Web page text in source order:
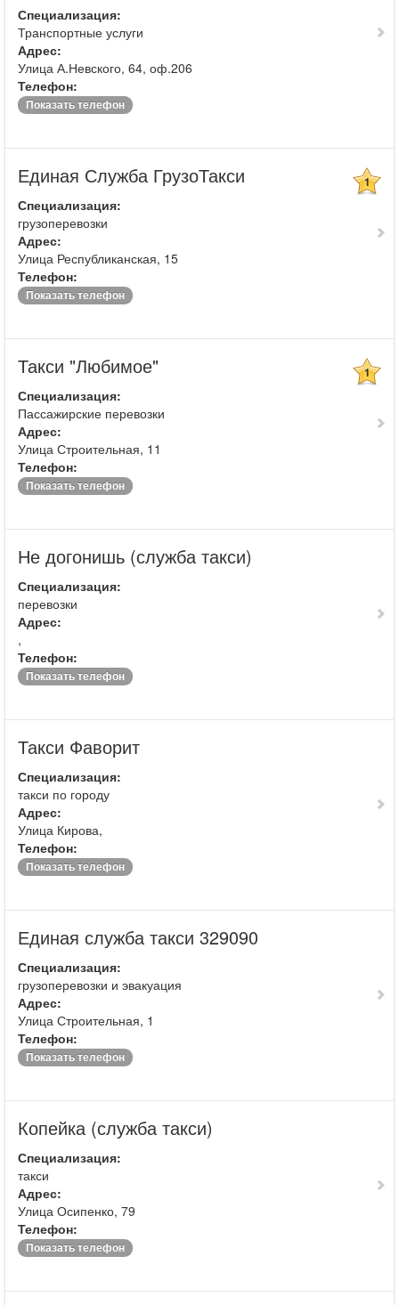
Специализация:
Транспортные услуги
Адрес:
Улица А.Невского, 64, оф.206
Телефон:
Показать телефон
Единая Служба ГрузоТакси 1
Специализация:
грузоперевозки
Адрес:
Улица Республиканская, 15
Телефон:
Показать телефон
Такси "Любимое" 1
Специализация:
Пассажирские перевозки
Адрес:
Улица Строительная, 11
Телефон:
Показать телефон
Не догонишь (служба такси)
Специализация:
перевозки
Адрес:
,
Телефон:
Показать телефон
Такси Фаворит
Специализация:
такси по городу
Адрес:
Улица Кирова,
Телефон:
Показать телефон
Единая служба такси 329090
Специализация:
грузоперевозки и эвакуация
Адрес:
Улица Строительная, 1
Телефон:
Показать телефон
Копейка (служба такси)
Специализация:
такси
Адрес:
Улица Осипенко, 79
Телефон:
Показать телефон